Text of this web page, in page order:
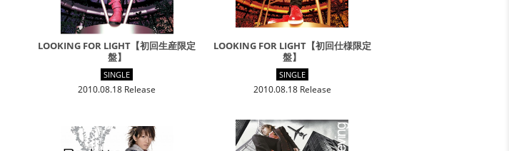
LOOKING FOR LIGHT【初回生産限定
盤】
SINGLE
2010.08.18 Release
LOOKING FOR LIGHT【初回仕様限定
盤】
SINGLE
2010.08.18 Release